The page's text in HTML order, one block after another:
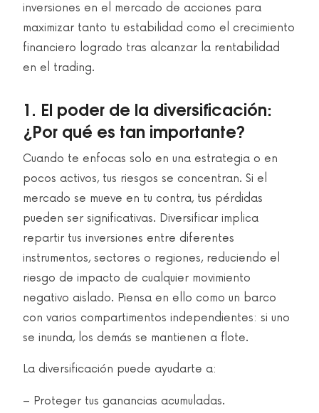
inversiones en el mercado de acciones para
maximizar tanto tu estabilidad como el crecimiento
financiero logrado tras alcanzar la rentabilidad
en el trading.
1. El poder de la diversificación:
¿Por qué es tan importante?
Cuando te enfocas solo en una estrategia o en
pocos activos, tus riesgos se concentran. Si el
mercado se mueve en tu contra, tus pérdidas
pueden ser significativas. Diversificar implica
repartir tus inversiones entre diferentes
instrumentos, sectores o regiones, reduciendo el
riesgo de impacto de cualquier movimiento
negativo aislado. Piensa en ello como un barco
con varios compartimentos independientes: si uno
se inunda, los demás se mantienen a flote.
La diversificación puede ayudarte a:
– Proteger tus ganancias acumuladas.